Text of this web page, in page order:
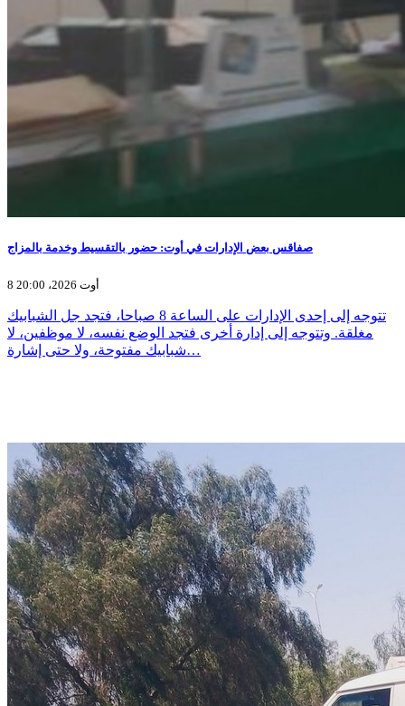
صفاقس بعض الإدارات في أوت: حضور بالتقسيط وخدمة بالمزاج
8 أوت 2026، 20:00
تتوجه إلى إحدى الإدارات على الساعة 8 صباحا، فتجد جل الشبابيك
مغلقة. وتتوجه إلى إدارة أخرى فتجد الوضع نفسه، لا موظفين، لا
شبابيك مفتوحة، ولا حتى إشارة…